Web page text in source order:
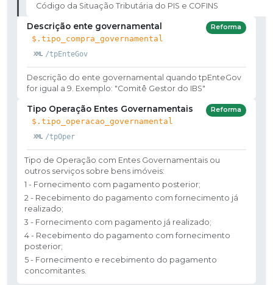
Código da Situação Tributária do PIS e COFINS
Descrição ente governamental
$.tipo_compra_governamental
/tpEnteGov
Reforma
Descrição do ente governamental quando tpEnteGov
for igual a 9. Exemplo: "Comitê Gestor do IBS"
Tipo Operação Entes Governamentais
$.tipo_operacao_governamental
/tpOper
Reforma
Tipo de Operação com Entes Governamentais ou
outros serviços sobre bens imóveis:
1 - Fornecimento com pagamento posterior;
2 - Recebimento do pagamento com fornecimento já
realizado;
3 - Fornecimento com pagamento já realizado;
4 - Recebimento do pagamento com fornecimento
posterior;
5 - Fornecimento e recebimento do pagamento
concomitantes.